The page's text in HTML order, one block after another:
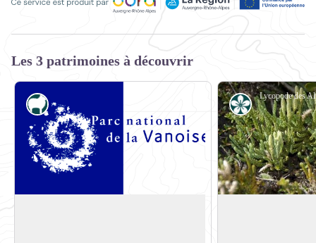
Les 3 patrimoines à découvrir
Pastoralisme Flore